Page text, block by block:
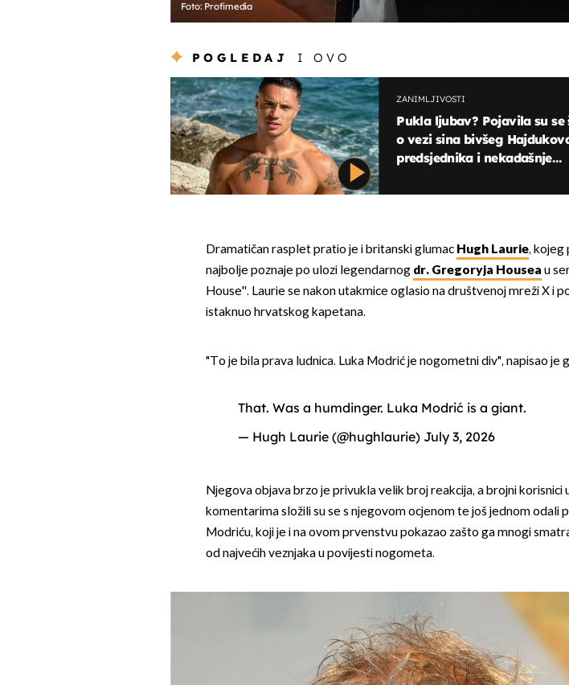
Foto: Profimedia
POGLEDAJ I OVO
ZANIMLJIVOSTI
Pukla ljubav? Pojavila su se
o vezi sina bivšeg
predsjednika i nekadašnje
Dramatičan rasplet pratio je i britanski glumac Hugh Laurie, kojeg
najbolje poznaje po ulozi legendarnog dr. Gregoryja Housea u
House''. Laurie se nakon utakmice oglasio na društvenoj mreži X i
istaknuo hrvatskog kapetana.
"To je bila prava ludnica. Luka Modrić je nogometni div", napisao je
That. Was a humdinger. Luka Modrić is a giant.
— Hugh Laurie (@hughlaurie) July 3, 2026
Njegova objava brzo je privukla velik broj reakcija, a brojni korisnici
komentarima složili su se s njegovom ocjenom te još jednom odali
Modriću, koji je i na ovom prvenstvu pokazao zašto ga mnogi
od najvećih veznjaka u povijesti nogometa.